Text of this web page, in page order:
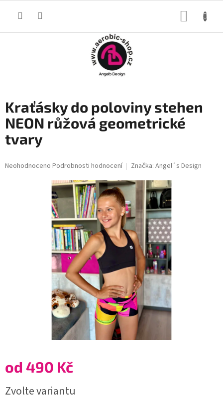
Kraťásky do poloviny stehen
NEON růžová geometrické
tvary
Průměrné
Neohodnoceno Podrobnosti hodnocení Značka: Angel´s Design
od 490 Kč
cena:
Zvolte variantu